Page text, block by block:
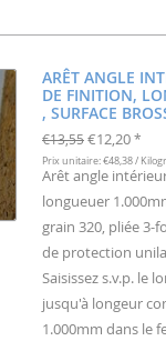
ARÊT ANGLE
DE FINITION,
, SURFACE
€13,55 €12,20 *
Prix unitaire: €48,38 /
Arêt angle
longueuer
grain 320, pliée 3-
de protection
Saisissez s.v.p. le
jusqu'à longeur
1.000mm dans le